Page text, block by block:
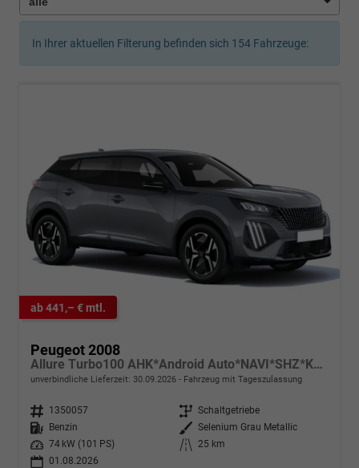
In Ihrer aktuellen Filterung befinden sich 154 Fahrzeuge:
ab 441,– € mtl.
Peugeot 2008
Allure Turbo100 AHK*Android Auto*NAVI*SHZ*Keyless*ACC*360°*Totwinkel*Klimaauto
unverbindliche Lieferzeit: 30.09.2026 Fahrzeug mit Tageszulassung
Fahrzeugnr. 1350057 Getriebe Schaltgetriebe
Kraftstoff
Benzin Außenfarbe Selenium Grau Metallic
Leistung
74 kW (101 PS) Kilometerstand
25 km
01.08.2026